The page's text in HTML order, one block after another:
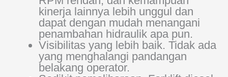
kinerja lainnya lebih unggul dan
dapat dengan mudah menangani
penambahan hidraulik apa pun.
Visibilitas yang lebih baik. Tidak ada
yang menghalangi pandangan
belakang operator.